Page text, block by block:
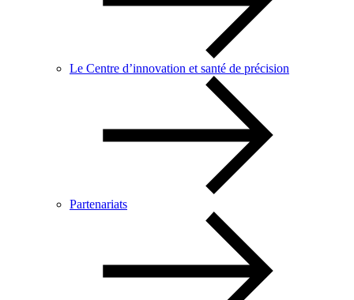
Le Centre d’innovation et santé de précision
Partenariats